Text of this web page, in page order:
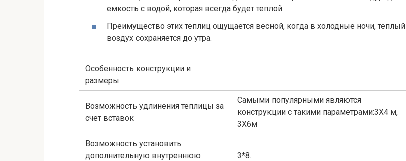
емкость с водой, которая всегда будет теплой.
Преимущество этих теплиц ощущается весной, когда в холодные ночи, теплый
воздух сохраняется до утра.
Особенность конструкции и
размеры
Возможность удлинения теплицы за
счет вставок
Самыми популярными являются
конструкции с такими параметрами:3Х4 м,
3Х6м
Возможность установить
дополнительную внутреннюю
3*8.